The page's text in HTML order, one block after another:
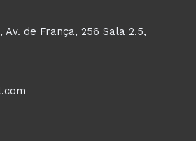
Av. de França, 256 Sala 2.5,